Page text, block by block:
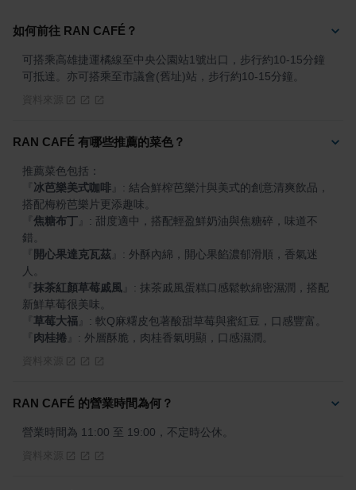
如何前往 RAN CAFÉ？
可搭乘高雄捷運橘線至中央公園站1號出口，步行約10-15分鐘
可抵達。亦可搭乘至市議會(舊址)站，步行約10-15分鐘。
RAN CAFÉ 有哪些推薦的菜色？
冰芭樂美式咖啡
: 結合鮮榨芭樂汁與美式的創意清爽飲品，
焦糖布丁
: 甜度適中，搭配輕盈鮮奶油與焦糖碎，味道不
開心果達克瓦茲
: 外酥內綿，開心果餡濃郁滑順，香氣迷
抹茶紅顏草莓戚風
: 抹茶戚風蛋糕口感鬆軟綿密濕潤，搭配
草莓大福
肉桂捲 : 外層酥脆，肉桂香氣明顯，口感濕潤。
RAN CAFÉ 的營業時間為何？
營業時間為 11:00 至 19:00，不定時公休。